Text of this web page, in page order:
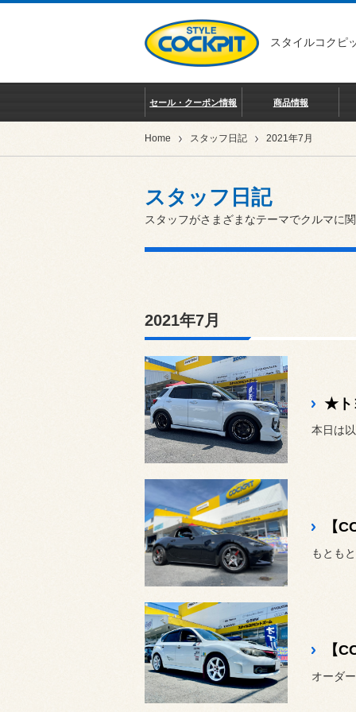
スタイルコクピ
セール・クーポン情報 商品情報
Home スタッフ日記 2021年7月
スタッフ日記
スタッフがさまざまなテーマでクルマに
2021年7月
★ト
【
オーダ